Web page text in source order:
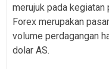
merujuk pada kegiatan
Forex merupakan
volume perdagangan
dolar AS.